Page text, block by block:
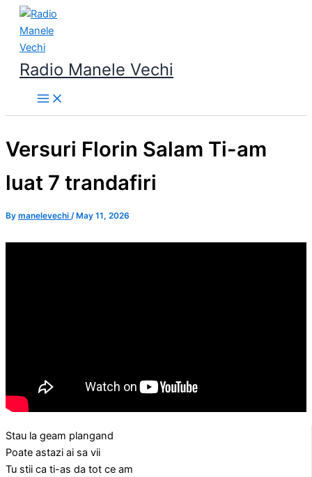
Skip
content
Radio Manele Vechi
Versuri Florin Salam Ti-am
luat 7 trandafiri
By manelevechi / May 11, 2026
Stau la geam plangand
Poate astazi ai sa vii
Tu stii ca ti-as da tot ce am